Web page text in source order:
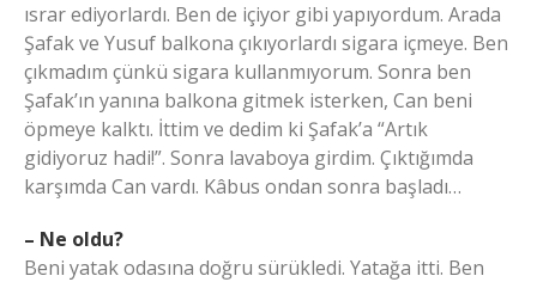
ısrar ediyorlardı. Ben de içiyor gibi yapıyordum. Arada
Şafak ve Yusuf balkona çıkıyorlardı sigara içmeye. Ben
çıkmadım çünkü sigara kullanmıyorum. Sonra ben
Şafak’ın yanına balkona gitmek isterken, Can beni
öpmeye kalktı. İttim ve dedim ki Şafak’a “Artık
gidiyoruz hadi!”. Sonra lavaboya girdim. Çıktığımda
karşımda Can vardı. Kâbus ondan sonra başladı…
– Ne oldu?
Beni yatak odasına doğru sürükledi. Yatağa itti. Ben